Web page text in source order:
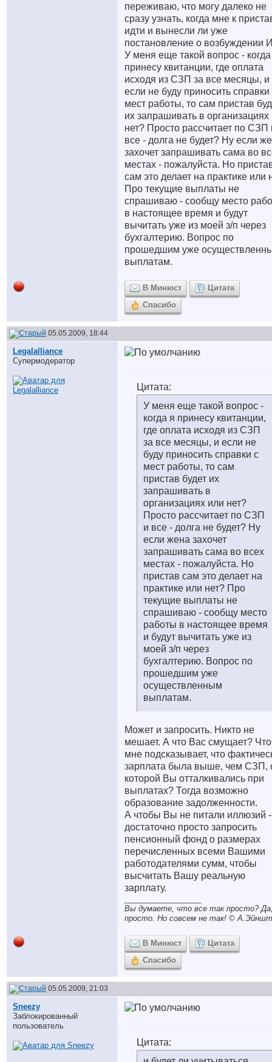
переживаю, что могу далеко не
сразу узнать, когда мне к
идти и вынесли ли уже
постановление о возбуждении
У меня еще такой вопрос -
принесу квитанции, где оплата
исходя из СЗП за все месяцы, и
если не буду приносить справки
мест работы, то сам пристав
их запрашивать в организациях
нет? Просто рассчитает по СЗП
все - долга не будет? Ну если
захочет запрашивать сама во
местах - пожалуйста. Но
сам это делает на практике или
Про текущие выплаты не
спрашиваю - сообщу место
в настоящее время и будут
вычитать уже из моей з/п через
бухгалтерию. Вопрос по
прошедшим уже
выплатам.
В Минюст
Цитата
Спасибо
05.05.2009, 18:44
Legalalliance
Супермодератор
Цитата:
У меня еще такой вопрос -
когда я принесу квитанции,
где оплата исходя из СЗП
за все месяцы, и если не
буду приносить справки с
мест работы, то сам
пристав будет их
запрашивать в
организациях или нет?
Просто рассчитает по СЗП
и все - долга не будет? Ну
если жена захочет
запрашивать сама во всех
местах - пожалуйста. Но
пристав сам это делает на
практике или нет? Про
текущие выплаты не
спрашиваю - сообщу место
работы в настоящее время
и будут вычитать уже из
моей з/п через
бухгалтерию. Вопрос по
прошедшим уже
осуществленным
выплатам.
Может и запросить. Никто не
мешает. А что Вас смущает?
мне подсказывает, что
зарплата была выше, чем СЗП,
которой Вы отталкивались при
выплатах? Тогда возможно
образование задолженности.
А чтобы Вы не питали иллюзий -
достаточно просто запросить
пенсионный фонд о размерах
перечисленных всеми Вашими
работодателями сумм, чтобы
высчитать Вашу реальную
зарплату.
Вы думаете, что все так просто?
просто. Но совсем не так! ©
В Минюст
Цитата
Спасибо
05.05.2009, 21:03
Sneezy
Заблокированный
пользователь
Цитата: